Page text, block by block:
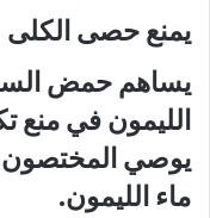
يمنع حصى الكلى
يساهم حمض
الليمون في منع
يوصي المختصون
ماء الليمون.